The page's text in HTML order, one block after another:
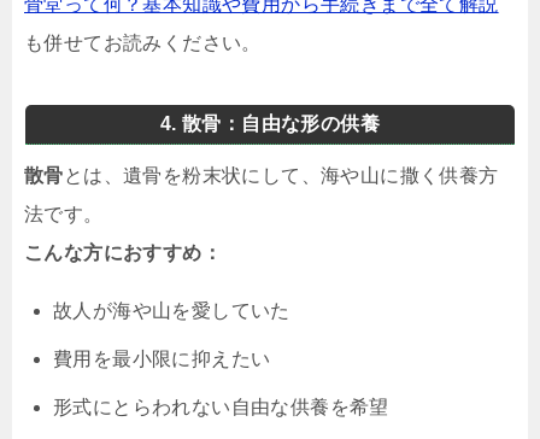
も併せてお読みください。
4. 散骨：自由な形の供養
散骨とは、遺骨を粉末状にして、海や山に撒く供養方
法です。
こんな方におすすめ：
故人が海や山を愛していた
費用を最小限に抑えたい
形式にとらわれない自由な供養を希望